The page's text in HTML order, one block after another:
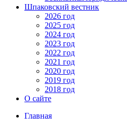
Шпаковский вестник
2026 год
2025 год
2024 год
2023 год
2022 год
2021 год
2020 год
2019 год
2018 год
О сайте
Главная